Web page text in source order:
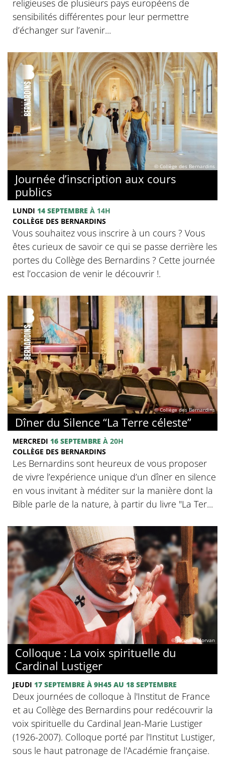
religieuses de plusieurs pays européens de
sensibilités différentes pour leur permettre
d’échanger sur l’avenir...
© Collège des Bernardins
Journée d’inscription aux cours
publics
LUNDI 14 SEPTEMBRE À 14H
COLLÈGE DES BERNARDINS
Vous souhaitez vous inscrire à un cours ? Vous
êtes curieux de savoir ce qui se passe derrière les
portes du Collège des Bernardins ? Cette journée
est l’occasion de venir le découvrir !.
© Collège des Bernardins
Dîner du Silence “La Terre céleste”
MERCREDI 16 SEPTEMBRE À 20H
COLLÈGE DES BERNARDINS
Les Bernardins sont heureux de vous proposer
de vivre l’expérience unique d’un dîner en silence
en vous invitant à méditer sur la manière dont la
Bible parle de la nature, à partir du livre "La Ter...
© Jacques Morvan
Colloque : La voix spirituelle du
Cardinal Lustiger
JEUDI 17 SEPTEMBRE À 9H45 AU 18 SEPTEMBRE
Deux journées de colloque à l'Institut de France
et au Collège des Bernardins pour redécouvrir la
voix spirituelle du Cardinal Jean-Marie Lustiger
(1926-2007). Colloque porté par l'Institut Lustiger,
sous le haut patronage de l'Académie française.